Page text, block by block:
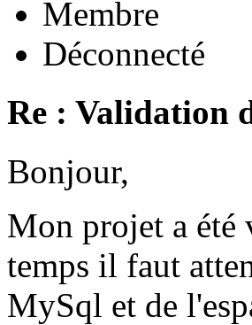
Membre
Déconnecté
Re : Validation
Bonjour,
Mon projet a été
temps il faut
MySql et de